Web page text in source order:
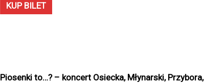
KUP BILET
Piosenki to…? – koncert Osiecka, Młynarski, Przybora,